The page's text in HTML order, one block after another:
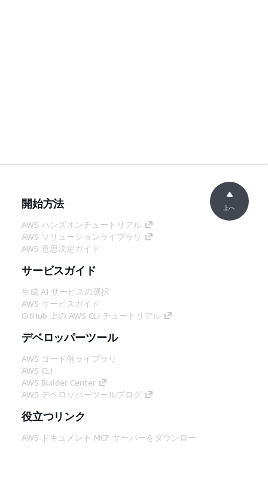
開始方法
AWS ハンズオンチュートリアル
AWS ソリューションライブラリ
AWS 意思決定ガイド
サービスガイド
生成 AI サービスの選択
AWS サービスガイド
GitHub 上の AWS CLI チュートリアル
デベロッパーツール
AWS コード例ライブラリ
AWS CLI
AWS Builder Center
AWS デベロッパーツールブログ
役立つリンク
AWS ドキュメント MCP サーバーをダウンロー
上へ